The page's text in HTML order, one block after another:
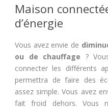
Maison
d’énergie
Vous avez envie de
ou de chauffage ?
connecter les différents
permettra de faire des
assez simple. Vous avez
fait froid dehors. Vous